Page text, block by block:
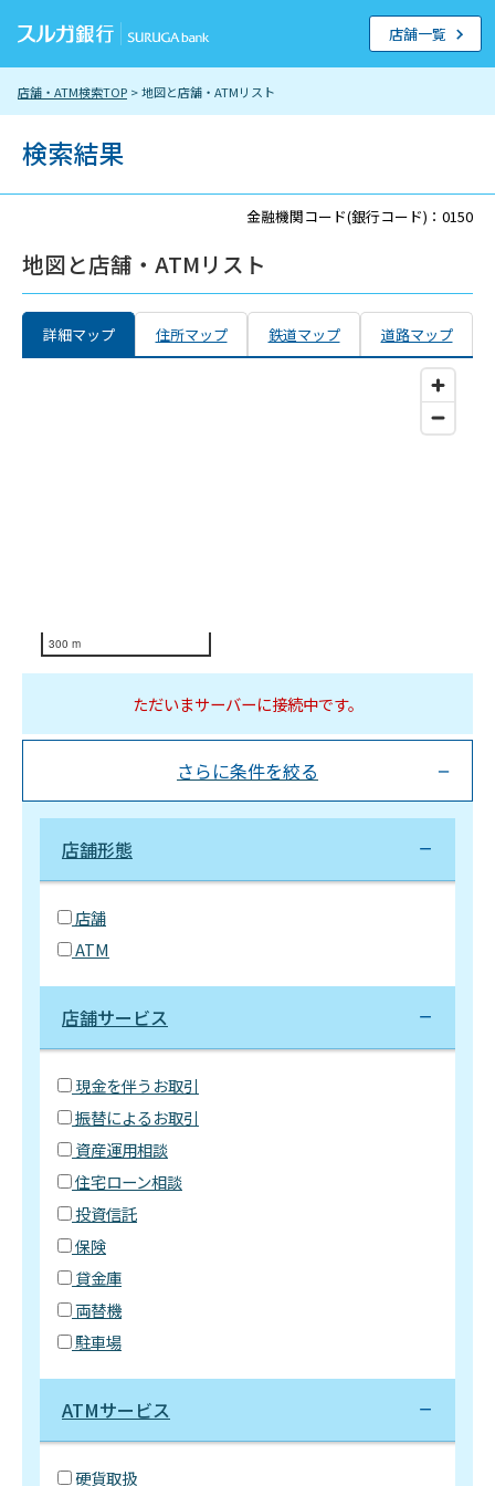
店舗・ATM検索TOP > 地図と店舗・ATMリスト
店舗一覧
検索結果
金融機関コード(銀行コード)：0150
地図と店舗・ATMリスト
詳細マップ 住所マップ 鉄道マップ 道路マップ
300 m
ただいまサーバーに接続中です。
さらに条件を絞る
店舗形態
店舗
ATM
店舗サービス
現金を伴うお取引
振替によるお取引
資産運用相談
住宅ローン相談
投資信託
保険
貸金庫
両替機
駐車場
ATMサービス
硬貨取扱